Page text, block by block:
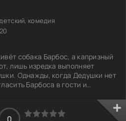
комедия
собака Барбос, а капризный
лишь изредка выполняет
Однажды, когда Дедушки нет
Барбоса в гости и
и даже плескаются в ванной,
постели Дедушки. Но в этот